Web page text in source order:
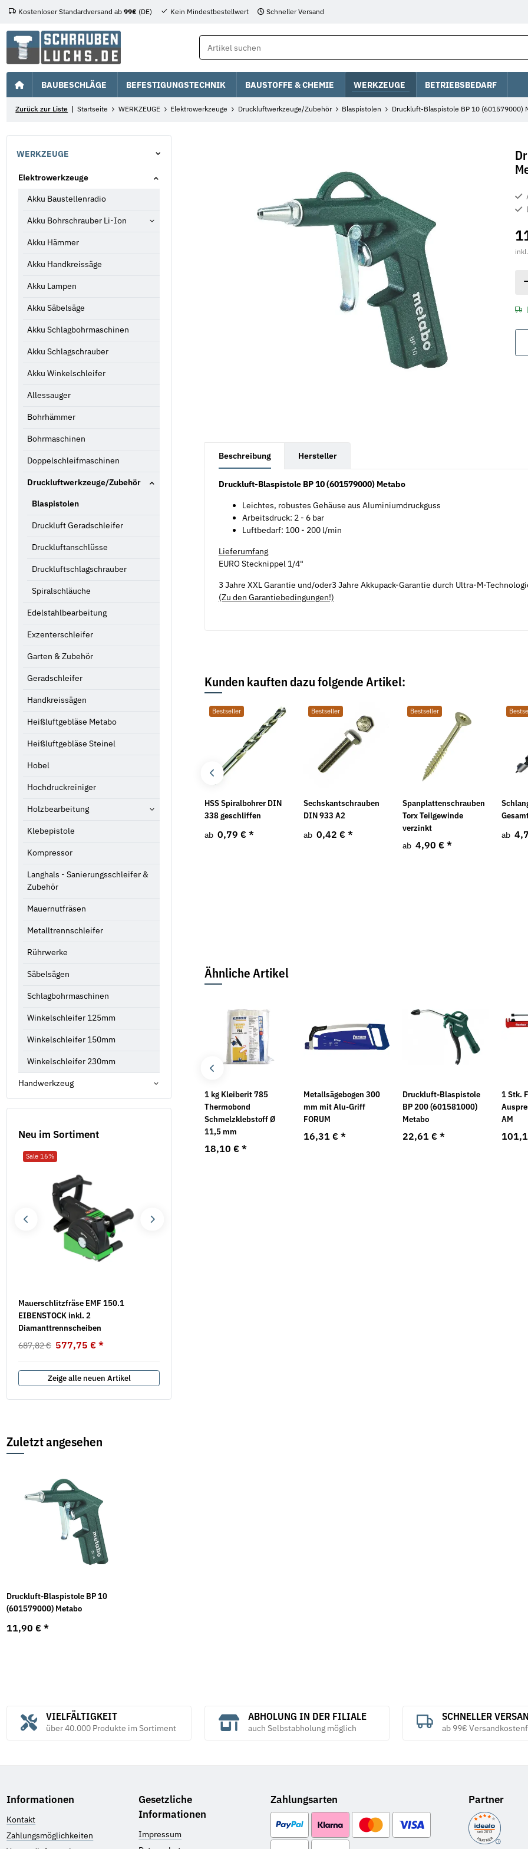
Kostenloser Standardversand ab 99€ (DE) Kein Mindestbestellwert Schneller Versand
BAUBESCHLÄGE BEFESTIGUNGSTECHNIK BAUSTOFFE & CHEMIE WERKZEUGE BETRIEBSBEDARF
Zurück zur Liste Startseite WERKZEUGE Elektrowerkzeuge Druckluftwerkzeuge/Zubehör Blaspistolen Druckluft-Blaspistole BP 10 (601579000)
Beschreibung Hersteller
Druckluft-Blaspistole BP 10 (601579000) Metabo
Leichtes, robustes Gehäuse aus Aluminiumdruckguss
Arbeitsdruck: 2 - 6 bar
Luftbedarf: 100 - 200 l/min
Lieferumfang
EURO Stecknippel 1/4"
3 Jahre XXL Garantie und/oder3 Jahre Akkupack-Garantie durch Ultra-M-
(Zu den Garantiebedingungen!)
Kunden kauften dazu folgende Artikel:
976-1 Edelstahl A2 1 m
1,04 €*
Bestseller
HSS Spiralbohrer DIN
338 geschliffen
ab 0,79 € *
Bestseller
Sechskantschrauben
DIN 933 A2
ab 0,42 € *
Bestseller
Spanplattenschrauben
Torx Teilgewinde
verzinkt
ab 4,90 € *
ab
Ähnliche Artikel
Schraubendreher 8
23,03 €*
Kaltwasser MC 3C-
1 kg Kleiberit 785
Thermobond
Schmelzklebstoff Ø
11,5 mm
18,10 €*
Metallsägebogen 300
mm mit Alu-Griff
FORUM
16,31 €*
Druckluft-Blaspistole
BP 200 (601581000)
Metabo
22,61 €*
1 Stk.
AM
WERKZEUGE
Elektrowerkzeuge
Akku Baustellenradio
Akku Bohrschrauber Li-Ion
Akku Hämmer
Akku Handkreissäge
Akku Lampen
Akku Säbelsäge
Akku Schlagbohrmaschinen
Akku Schlagschrauber
Akku Winkelschleifer
Allessauger
Bohrhämmer
Bohrmaschinen
Doppelschleifmaschinen
Druckluftwerkzeuge/Zubehör
Blaspistolen
Druckluft Geradschleifer
Druckluftanschlüsse
Druckluftschlagschrauber
Spiralschläuche
Edelstahlbearbeitung
Exzenterschleifer
Garten & Zubehör
Geradschleifer
Handkreissägen
Heißluftgebläse Metabo
Heißluftgebläse Steinel
Hobel
Hochdruckreiniger
Holzbearbeitung
Klebepistole
Kompressor
Langhals - Sanierungsschleifer &
Zubehör
Mauernutfräsen
Metalltrennschleifer
Rührwerke
Säbelsägen
Schlagbohrmaschinen
Winkelschleifer 125mm
Winkelschleifer 150mm
Winkelschleifer 230mm
Handwerkzeug
Neu im Sortiment
Sale 16%
Mauerschlitzfräse EMF 150.1
EIBENSTOCK inkl. 2
Diamanttrennscheiben
687,82 € 577,75 € *
Zeige alle neuen Artikel
Zuletzt angesehen
Druckluft-Blaspistole BP 10
(601579000) Metabo
11,90 €*
VIELFÄLTIGKEIT
über 40.000 Produkte im Sortiment
ABHOLUNG IN DER FILIALE
auch Selbstabholung möglich
SCHNELLER
ab 99€
Informationen
Kontakt
Zahlungsmöglichkeiten
Gesetzliche
Informationen
Impressum
Zahlungsarten Partner